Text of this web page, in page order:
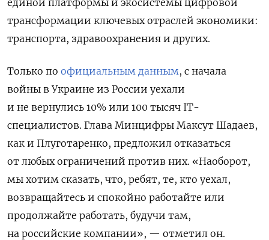
трансформации ключевых отраслей экономики:
транспорта, здравоохранения и других.
Только по официальным данным, с начала
войны в Украине из России уехали
и не вернулись 10% или 100 тысяч IT-
специалистов. Глава Минцифры Максут Шадаев,
как и Плуготаренко, предложил отказаться
от любых ограничений против них. «Наоборот,
мы хотим сказать, что, ребят, те, кто уехал,
возвращайтесь и спокойно работайте или
продолжайте работать, будучи там,
на российские компании», — отметил он.